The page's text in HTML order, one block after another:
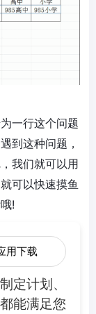
一行这个问题
到这种问题，
我们就可以用
可以快速摸鱼
!
用下载
定计划、
能满足您